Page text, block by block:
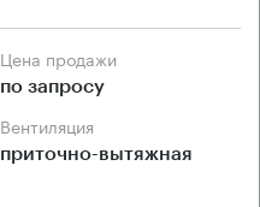
Цена продажи
по запросу
Вентиляция
приточно-вытяжная